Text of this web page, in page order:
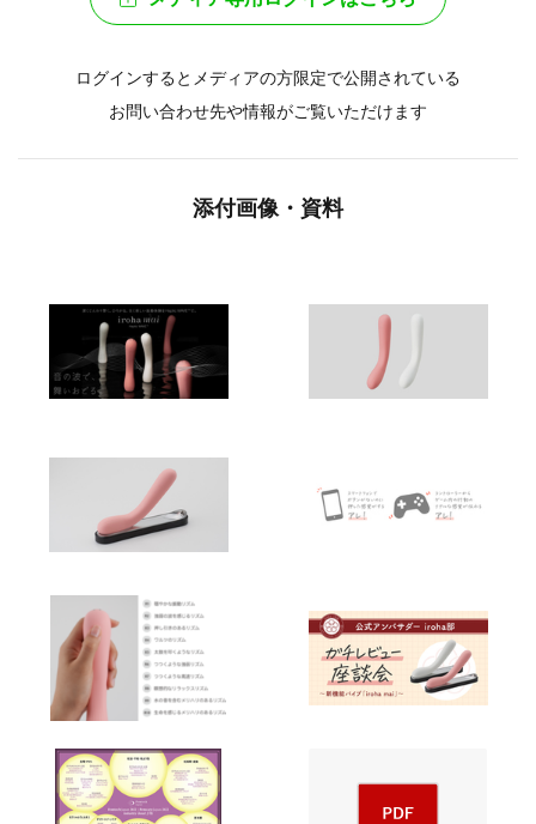
ログインするとメディアの方限定で公開されている
お問い合わせ先や情報がご覧いただけます
添付画像・資料